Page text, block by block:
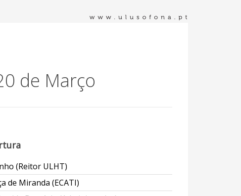
de Março
(Reitor ULHT)
de Miranda (ECATI)